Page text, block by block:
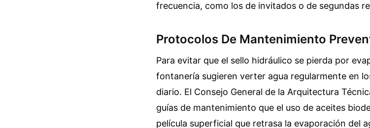
frecuencia, como los de invitados o de segundas
Protocolos De Mantenimiento
Para evitar que el sello hidráulico se pierda por
fontanería sugieren verter agua regularmente en
diario. El Consejo General de la Arquitectura
guías de mantenimiento que el uso de aceites
película superficial que retrasa la evaporación del